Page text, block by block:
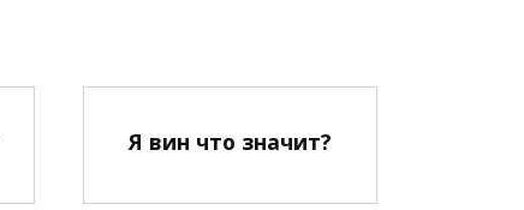
Я вин что значит?